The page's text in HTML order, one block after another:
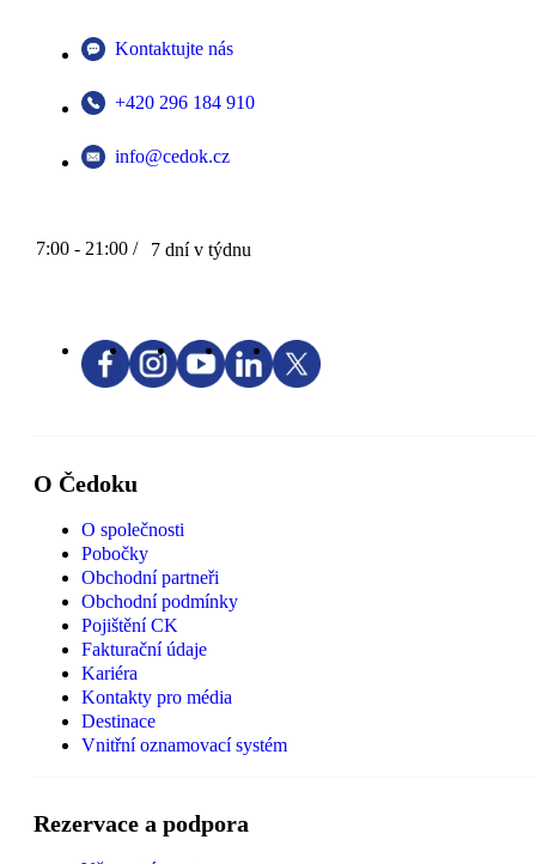
Kontaktujte nás
+420 296 184 910
info@cedok.cz
7:00 - 21:00 / 7 dní v týdnu
O Čedoku
O společnosti
Pobočky
Obchodní partneři
Obchodní podmínky
Pojištění CK
Fakturační údaje
Kariéra
Kontakty pro média
Destinace
Vnitřní oznamovací systém
Rezervace a podpora